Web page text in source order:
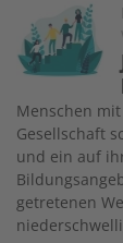
Menschen
Gesellschaft
und ein auf
getretenen